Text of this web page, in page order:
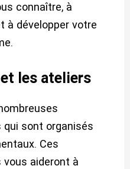
connaître, à
à développer votre
les ateliers
sont organisés
Ces
aideront à